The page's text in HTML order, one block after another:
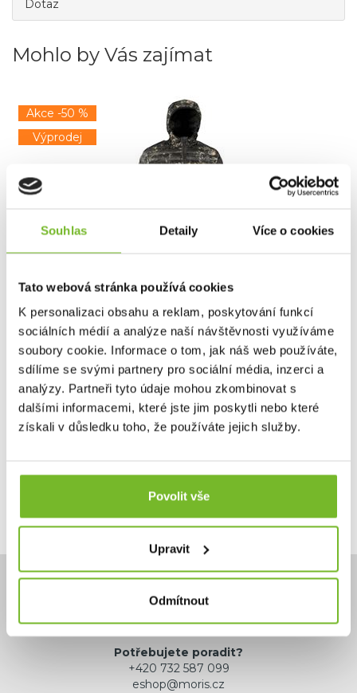
Souhlas Detaily Více o cookies
Tato webová stránka používá cookies
K personalizaci obsahu a reklam, poskytování funkcí
sociálních médií a analýze naší návštěvnosti využíváme
soubory cookie. Informace o tom, jak náš web používáte,
sdílíme se svými partnery pro sociální média, inzerci a
analýzy. Partneři tyto údaje mohou zkombinovat s
dalšími informacemi, které jste jim poskytli nebo které
získali v důsledku toho, že používáte jejich služby.
Povolit vše
Upravit
Odmítnout
Dotaz
Mohlo by Vás zajímat
Akce -50 %
Výprodej
Bunda Kryptek Lykos IIMaximální teplo, minimální
hmotnost.Kr...
3 595 Kč
7 190 Kč
Skladem: posledních 1 ks
Potřebujete poradit?
+420 732 587 099
eshop@moris.cz